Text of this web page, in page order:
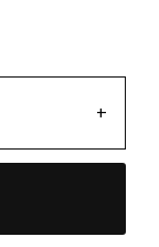
+